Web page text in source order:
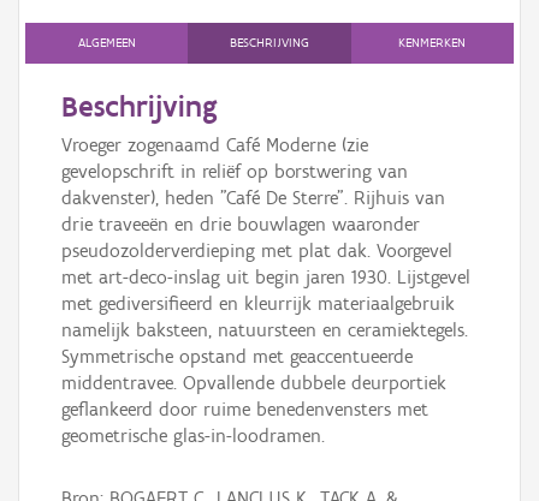
ALGEMEEN BESCHRIJVING KENMERKEN
Beschrijving
Vroeger zogenaamd Café Moderne (zie
gevelopschrift in reliëf op borstwering van
dakvenster), heden "Café De Sterre". Rijhuis van
drie traveeën en drie bouwlagen waaronder
pseudozolderverdieping met plat dak. Voorgevel
met art-deco-inslag uit begin jaren 1930. Lijstgevel
met gediversifieerd en kleurrijk materiaalgebruik
namelijk baksteen, natuursteen en ceramiektegels.
Symmetrische opstand met geaccentueerde
middentravee. Opvallende dubbele deurportiek
geflankeerd door ruime benedenvensters met
geometrische glas-in-loodramen.